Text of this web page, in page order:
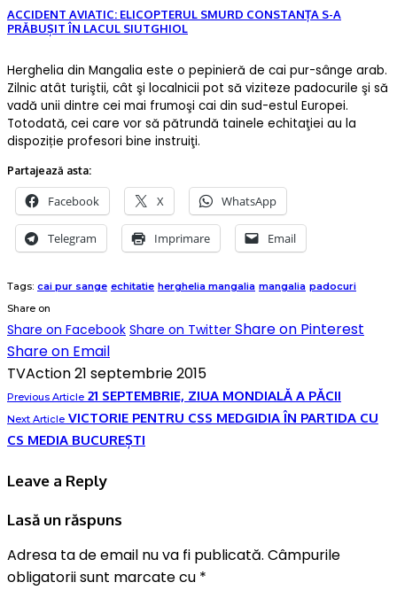
ACCIDENT AVIATIC: ELICOPTERUL SMURD CONSTANȚA S-A
PRĂBUȘIT ÎN LACUL SIUTGHIOL
Herghelia din Mangalia este o pepinieră de cai pur-sânge arab.
Zilnic atât turiştii, cât şi localnicii pot să viziteze padocurile şi să
vadă unii dintre cei mai frumoşi cai din sud-estul Europei.
Totodată, cei care vor să pătrundă tainele echitaţiei au la
dispoziție profesori bine instruiţi.
Partajează asta:
Facebook X WhatsApp
Telegram Imprimare Email
Tags: cai pur sange echitatie herghelia mangalia mangalia padocuri
Share on
Share on Facebook Share on Twitter Share on Pinterest
Share on Email
TVAction21 septembrie 2015
Previous Article 21 SEPTEMBRIE, ZIUA MONDIALĂ A PĂCII
Next Article VICTORIE PENTRU CSS MEDGIDIA ÎN PARTIDA CU
CS MEDIA BUCUREȘTI
Leave a Reply
Lasă un răspuns
Adresa ta de email nu va fi publicată. Câmpurile
obligatorii sunt marcate cu *